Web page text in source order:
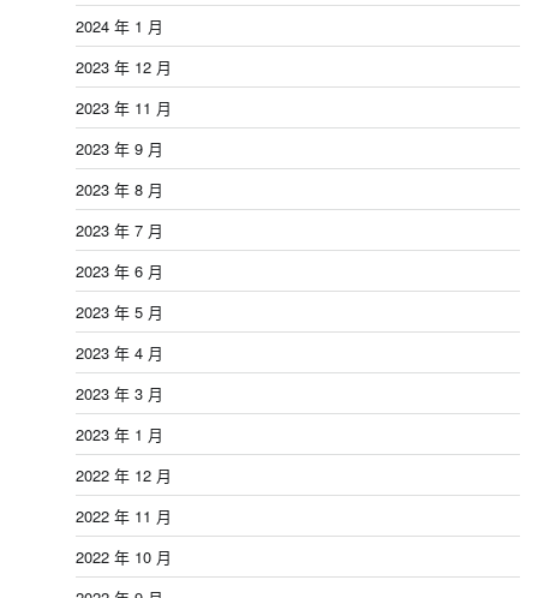
2024 年 1 月
2023 年 12 月
2023 年 11 月
2023 年 9 月
2023 年 8 月
2023 年 7 月
2023 年 6 月
2023 年 5 月
2023 年 4 月
2023 年 3 月
2023 年 1 月
2022 年 12 月
2022 年 11 月
2022 年 10 月